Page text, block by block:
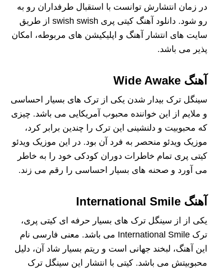
در زمان انتشارش توانست با استقبال طرفداران رو به
رو شود. دانلود آهنگ کیتی پری swish swish از طریق
سایت های انتشار آهنگ و اپلیکیشن های مربوطه، امکان
پذیر می باشد.
آهنگ Wide Awake
سینگل ترک بیدار شدن یکی از ترک های بسیار احساسی
و ملایم از این خواننده محبوب آمریکایی می باشد. چیزی
که محبوبیت و دلنشینی این ترک را چندین برابر کرد،
موزیک ویدئو منحصر به فرد آن بود. در این موزیک ویدئو
کیتی پری تمام خاطرات دوران کودکی خود را به خاطر
می آورد و صحنه های بسیار احساسی را رقم می زند.
آهنگ International Smile
یکی از از سینگل ترک های بسیار حرفه ای کیتی پری،
ترک International Smile می باشد. معنی فارسی نام
این آهنگ، لبخند جهانی است و ریتم بسیار شاد آن، دلیل
محبوبیتش می باشد. کیتی با انتشار این سینگل ترک